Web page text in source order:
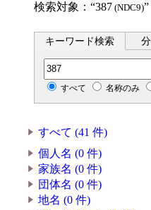
検索対象：“387 (NDC9)”
キーワード検索
分類記号検索
すべて 名称のみ
すべて (41 件)
個人名 (0 件)
家族名 (0 件)
団体名 (0 件)
地名 (0 件)